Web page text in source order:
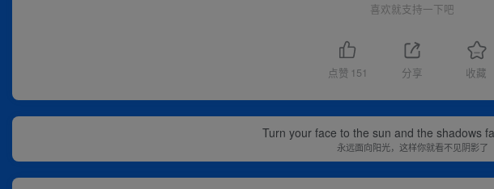
喜欢就支持一下吧
点赞 151 分享 收藏
Turn your face to the sun and the shadows
永远面向阳光，这样你就看不见阴影了